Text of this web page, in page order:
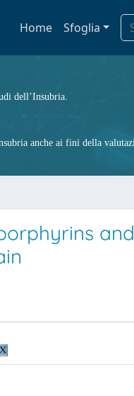
Home Sfoglia
dell’Insubria.
anche ai fini della
and